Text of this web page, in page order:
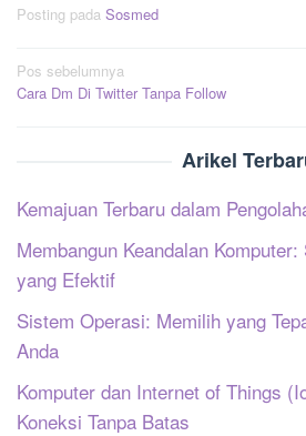
Posting pada Sosmed
Navigasi
pos
Pos sebelumnya
Cara Dm Di Twitter Tanpa Follow
Arikel
Kemajuan Terbaru dalam
Membangun Keandalan
yang Efektif
Sistem Operasi: Memilih yang
Anda
Komputer dan Internet of Things
Koneksi Tanpa Batas